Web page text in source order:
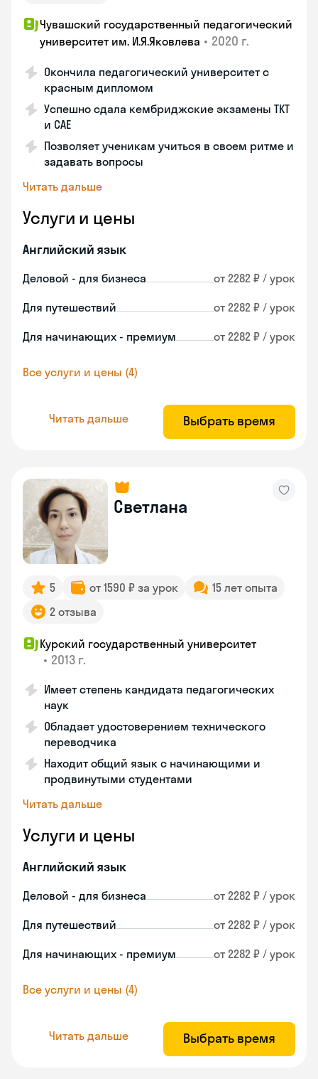
Чувашский государственный педагогический
университет им. И.Я.Яковлева • 2020 г.
Окончила педагогический университет с
красным дипломом
Успешно сдала кембриджские экзамены ТКТ
и САЕ
Позволяет ученикам учиться в своем ритме и
задавать вопросы
Читать дальше
Услуги и цены
Английский язык
Деловой - для бизнеса от 2282 ₽ / урок
Для путешествий от 2282 ₽ / урок
Для начинающих - премиум от 2282 ₽ / урок
Все услуги и цены (4)
Читать дальше Выбрать время
Светлана
5 от 1590 ₽ за урок
15 лет опыта
2 отзыва
Курский государственный университет
• 2013 г.
Имеет степень кандидата педагогических
наук
Обладает удостоверением технического
переводчика
Находит общий язык с начинающими и
продвинутыми студентами
Читать дальше
Услуги и цены
Английский язык
Деловой - для бизнеса от 2282 ₽ / урок
Для путешествий от 2282 ₽ / урок
Для начинающих - премиум от 2282 ₽ / урок
Все услуги и цены (4)
Читать дальше Выбрать время